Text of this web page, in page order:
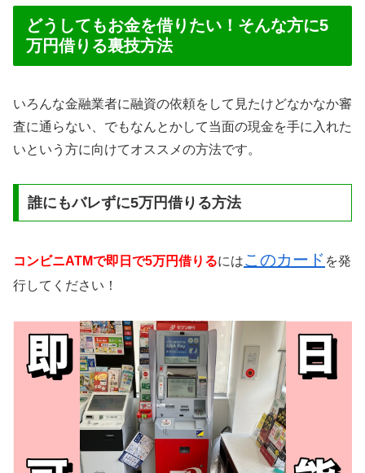
どうしてもお金を借りたい！そんな方に5
万円借りる裏技方法
いろんな金融業者に融資の依頼をして見たけどなかなか審
査に通らない、でもなんとかして当面の現金を手に入れた
いという方に向けてオススメの方法です。
誰にもバレずに5万円借りる方法
コンビニATMで即日で5万円借りるにはこのカード を発
行してください！